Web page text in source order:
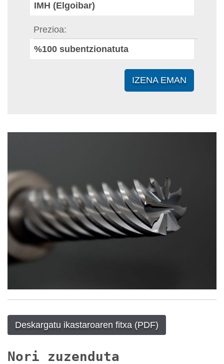
IMH (Elgoibar)
Prezioa
%100 subentzionatuta
IZENA EMAN
Deskargatu ikastaroaren fitxa (PDF)
Nori zuzenduta